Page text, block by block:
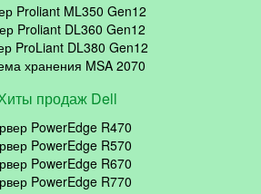
Proliant ML350 Gen12
Proliant DL360 Gen12
ProLiant DL380 Gen12
хранения MSA 2070
продаж Dell
PowerEdge R470
PowerEdge R570
PowerEdge R670
PowerEdge R770